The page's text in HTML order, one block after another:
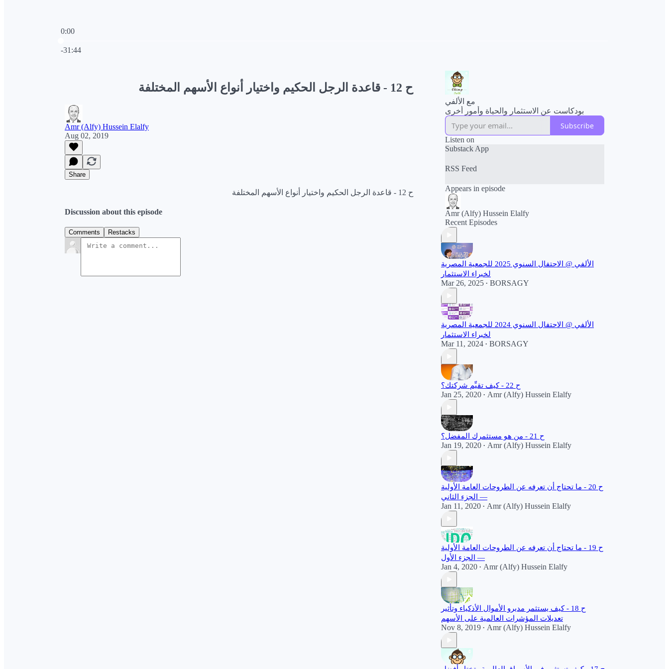
0:00
-31:44
ح 12 - قاعدة الرجل الحكيم واختيار أنواع الأسهم المختلفة
Amr (Alfy) Hussein Elalfy
Aug 02, 2019
Share
ح 12 - قاعدة الرجل الحكيم واختيار أنواع الأسهم المختلفة
Discussion about this episode
Comments Restacks
مع الألفي
بودكاست عن الاستثمار والحياة وأمور أخرى
Subscribe
Listen on
Substack App
RSS Feed
Appears in episode
Amr (Alfy) Hussein Elalfy
Recent Episodes
الألفي @ الاحتفال السنوي 2025 للجمعية المصرية
لخبراء الاستثمار
Mar 26, 2025 • BORSAGY
الألفي @ الاحتفال السنوي 2024 للجمعية المصرية
لخبراء الاستثمار
Mar 11, 2024 • BORSAGY
ح 22 - كيف تقيِّم شركتك؟
Jan 25, 2020 • Amr (Alfy) Hussein Elalfy
ح 21 - من هو مستثمرك المفضل؟
Jan 19, 2020 • Amr (Alfy) Hussein Elalfy
ح 20 - ما تحتاج أن تعرفه عن الطروحات العامة الأولية
— الجزء الثاني
Jan 11, 2020 • Amr (Alfy) Hussein Elalfy
ح 19 - ما تحتاج أن تعرفه عن الطروحات العامة الأولية
— الجزء الأول
Jan 4, 2020 • Amr (Alfy) Hussein Elalfy
ح 18 - كيف يستثمر مديرو الأموال الأذكياء وتأثير
تعديلات المؤشرات العالمية على الأسهم
Nov 8, 2019 • Amr (Alfy) Hussein Elalfy